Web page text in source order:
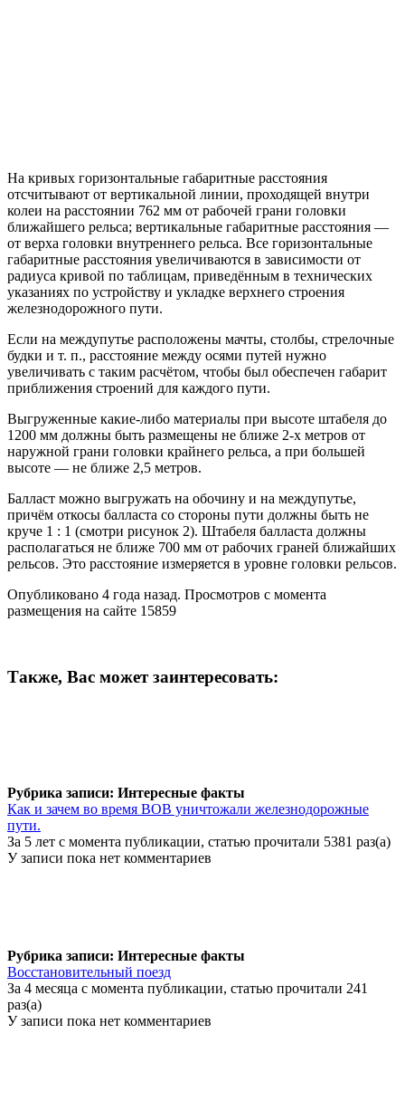
На кривых горизонтальные габаритные расстояния
отсчитывают от вертикальной линии, проходящей внутри
колеи на расстоянии 762 мм от рабочей грани головки
ближайшего рельса; вертикальные габаритные расстояния —
от верха головки внутреннего рельса. Все горизонтальные
габаритные расстояния увеличиваются в зависимости от
радиуса кривой по таблицам, приведённым в технических
указаниях по устройству и укладке верхнего строения
железнодорожного пути.
Если на междупутье расположены мачты, столбы, стрелочные
будки и т. п., расстояние между осями путей нужно
увеличивать с таким расчётом, чтобы был обеспечен габарит
приближения строений для каждого пути.
Выгруженные какие-либо материалы при высоте штабеля до
1200 мм должны быть размещены не ближе 2-х метров от
наружной грани головки крайнего рельса, а при большей
высоте — не ближе 2,5 метров.
Балласт можно выгружать на обочину и на междупутье,
причём откосы балласта со стороны пути должны быть не
круче 1 : 1 (смотри рисунок 2). Штабеля балласта должны
располагаться не ближе 700 мм от рабочих граней ближайших
рельсов. Это расстояние измеряется в уровне головки рельсов.
Опубликовано 4 года назад. Просмотров с момента
размещения на сайте 15859
Также, Вас может заинтересовать:
Рубрика записи: Интересные факты
Как и зачем во время ВОВ уничтожали железнодорожные
пути.
За 5 лет с момента публикации, статью прочитали 5381 раз(а)
У записи пока нет комментариев
Рубрика записи: Интересные факты
Восстановительный поезд
За 4 месяца с момента публикации, статью прочитали 241
раз(а)
У записи пока нет комментариев